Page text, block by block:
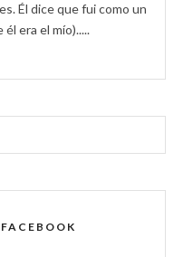
Él dice que fui como un
era el mío).....